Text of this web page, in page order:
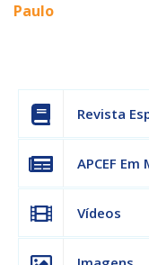
Paulo
Revista
APCEF
Vídeos